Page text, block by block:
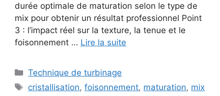
durée optimale de maturation selon le type de
mix pour obtenir un résultat professionnel Point
3 : l’impact réel sur la texture, la tenue et le
foisonnement … Lire la suite
Catégories
Technique de turbinage
Étiquettes
cristallisation,foisonnement, maturation, mix